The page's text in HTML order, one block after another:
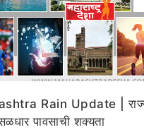
Rain Update |
पावसाची शक्यता